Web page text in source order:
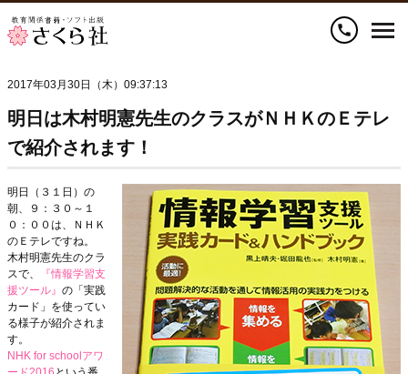
call
2017年03月30日（木）09:37:13
明日は木村明憲先生のクラスがＮＨＫのＥテレ
で紹介されます！
明日（３１日）の
朝、９：３０～１
０：００は、ＮＨＫ
のＥテレですね。
木村明憲先生のクラ
スで、
『情報学習支
援ツール』 の「実践
カード」を使ってい
る様子が紹介されま
す。
NHK for schoolアワ